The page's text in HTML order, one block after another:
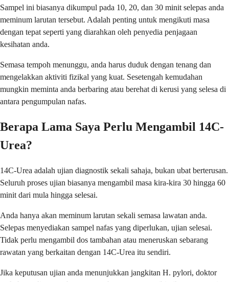
Sampel ini biasanya dikumpul pada 10, 20, dan 30 minit selepas anda
meminum larutan tersebut. Adalah penting untuk mengikuti masa
dengan tepat seperti yang diarahkan oleh penyedia penjagaan
kesihatan anda.
Semasa tempoh menunggu, anda harus duduk dengan tenang dan
mengelakkan aktiviti fizikal yang kuat. Sesetengah kemudahan
mungkin meminta anda berbaring atau berehat di kerusi yang selesa di
antara pengumpulan nafas.
Berapa Lama Saya Perlu Mengambil 14C-
Urea?
14C-Urea adalah ujian diagnostik sekali sahaja, bukan ubat berterusan.
Seluruh proses ujian biasanya mengambil masa kira-kira 30 hingga 60
minit dari mula hingga selesai.
Anda hanya akan meminum larutan sekali semasa lawatan anda.
Selepas menyediakan sampel nafas yang diperlukan, ujian selesai.
Tidak perlu mengambil dos tambahan atau meneruskan sebarang
rawatan yang berkaitan dengan 14C-Urea itu sendiri.
Jika keputusan ujian anda menunjukkan jangkitan H. pylori, doktor